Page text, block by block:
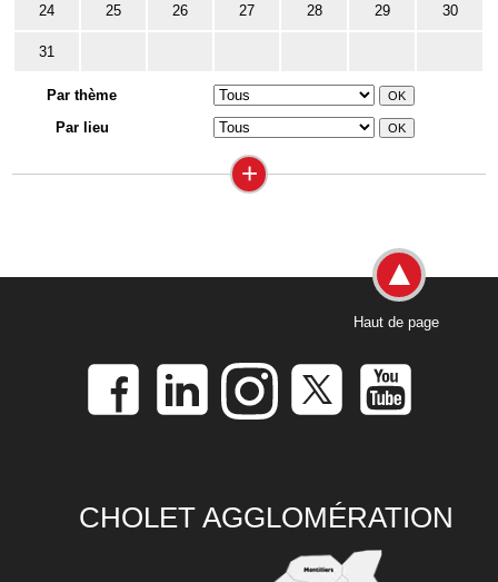
24 25 26 27 28 29 30
31
Par thème
Par lieu
+
Haut de page
CHOLET AGGLOMÉRATION